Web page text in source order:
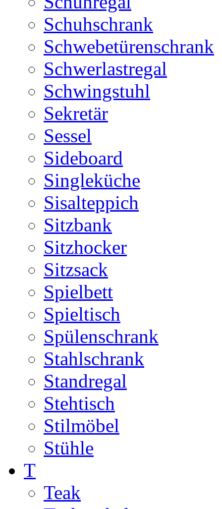
Schuhschrank
Schwebetürenschrank
Schwerlastregal
Schwingstuhl
Sekretär
Sessel
Sideboard
Singleküche
Sisalteppich
Sitzbank
Sitzhocker
Sitzsack
Spielbett
Spieltisch
Spülenschrank
Stahlschrank
Standregal
Stehtisch
Stilmöbel
Stühle
T
Teak